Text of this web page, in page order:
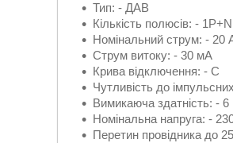
Тип: - ДАВ
Кількість полюсів: - 1P+N
Номінальний струм: - 20
Струм витоку: - 30 мА
Крива відключення: - C
Чутливість до
Вимикаюча здатність: - 6
Номінальна напруга: -
Перетин провідника до